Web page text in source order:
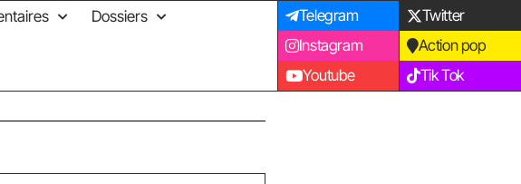
Dossiers
Telegram
Instagram
Youtube
Twitter
Action pop
Tik Tok